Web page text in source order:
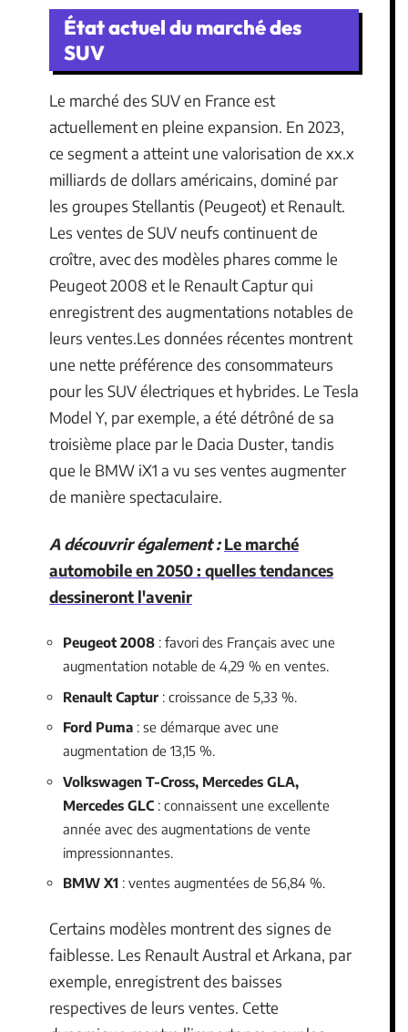
État actuel du marché des
SUV
Le marché des SUV en France est
actuellement en pleine expansion. En 2023,
ce segment a atteint une valorisation de xx.x
milliards de dollars américains, dominé par
les groupes Stellantis (Peugeot) et Renault.
Les ventes de SUV neufs continuent de
croître, avec des modèles phares comme le
Peugeot 2008 et le Renault Captur qui
enregistrent des augmentations notables de
leurs ventes.Les données récentes montrent
une nette préférence des consommateurs
pour les SUV électriques et hybrides. Le Tesla
Model Y, par exemple, a été détrôné de sa
troisième place par le Dacia Duster, tandis
que le BMW iX1 a vu ses ventes augmenter
de manière spectaculaire.
A découvrir également : Le marché
automobile en 2050 : quelles tendances
dessineront l'avenir
Peugeot 2008 : favori des Français avec une
augmentation notable de 4,29 % en ventes.
Renault Captur : croissance de 5,33 %.
Ford Puma : se démarque avec une
augmentation de 13,15 %.
Volkswagen T-Cross, Mercedes GLA,
Mercedes GLC : connaissent une excellente
année avec des augmentations de vente
impressionnantes.
BMW X1 : ventes augmentées de 56,84 %.
Certains modèles montrent des signes de
faiblesse. Les Renault Austral et Arkana, par
exemple, enregistrent des baisses
respectives de leurs ventes. Cette